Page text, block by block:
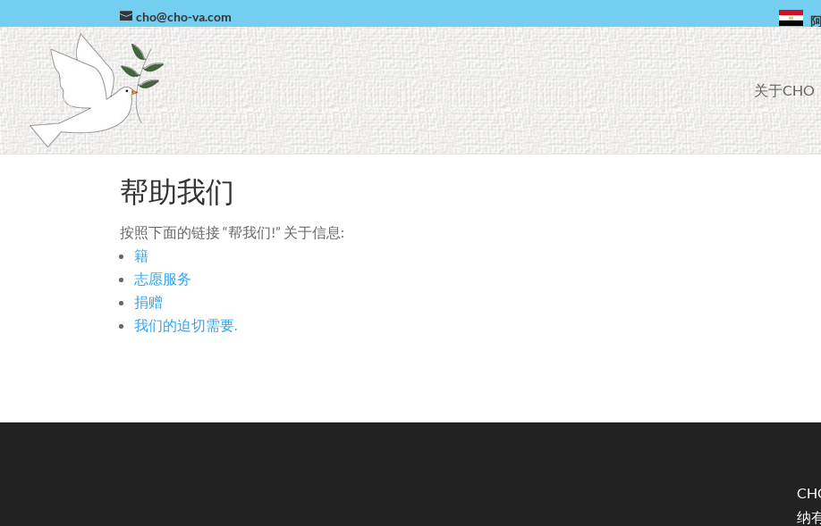
cho@cho-va.com
F
A
C
E
O
关于CHO
帮助我们
按照下面的链接 “帮我们!” 关于信息:
籍
志愿服务
捐赠
我们的迫切需要.
纳